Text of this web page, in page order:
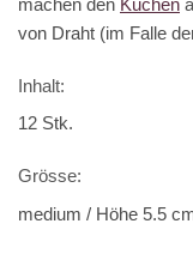
von Draht (im Falle
Inhalt:
12 Stk.
Grösse:
medium / Höhe 5.5